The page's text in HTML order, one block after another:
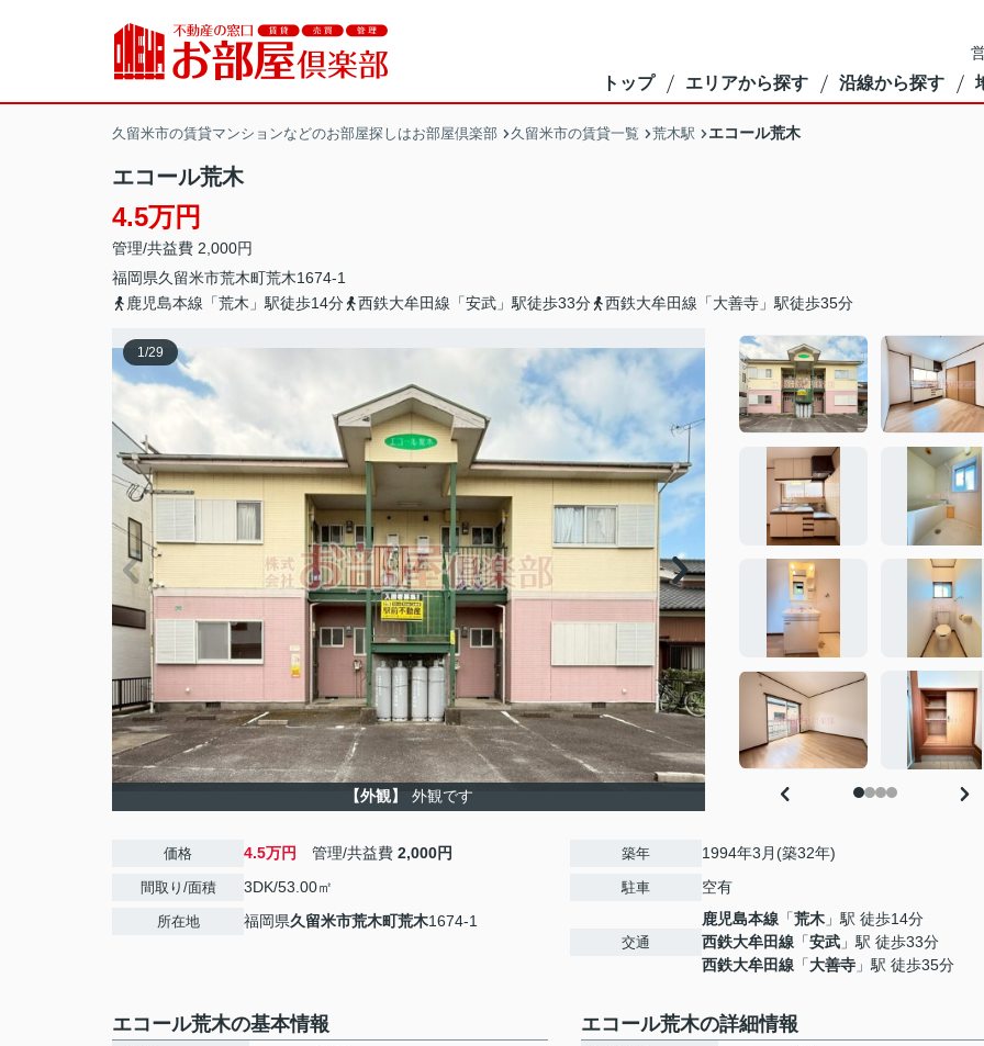
トップ エリアから探す 沿線から探す
久留米市の賃貸マンションなどのお部屋探しはお部屋倶楽部 久留米市の賃貸一覧 荒木駅 エコール荒木
エコール荒木
4.5万円
管理/共益費 2,000円
福岡県久留米市荒木町荒木1674-1
鹿児島本線「荒木」駅徒歩14分
西鉄大牟田線「安武」駅徒歩33分 西鉄大牟田線「大善寺」駅徒歩35分
1/29
【外観】 外観です
価格 4.5万円 管理/共益費 2,000円
間取り/面積 3DK/53.00㎡
所在地 福岡県久留米市荒木町荒木1674-1
築年 1994年3月(築32年)
駐車 空有
交通
鹿児島本線 「荒木 」駅 徒歩14分
西鉄大牟田線 「安武 」駅 徒歩33分
西鉄大牟田線 「大善寺 」駅 徒歩35分
エコール荒木の基本情報 エコール荒木の詳細情報